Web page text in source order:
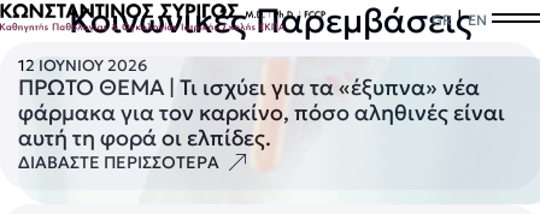
GR | EN
Κοινωνικές Παρεμβάσεις
12 ΙΟΥΝΙΟΥ 2026
ΠΡΩΤΟ ΘΕΜΑ | Τι ισχύει για τα «έξυπνα» νέα
φάρμακα για τον καρκίνο, πόσο αληθινές είναι
αυτή τη φορά οι ελπίδες.
ΔΙΑΒΑΣΤΕ ΠΕΡΙΣΣΟΤΕΡΑ